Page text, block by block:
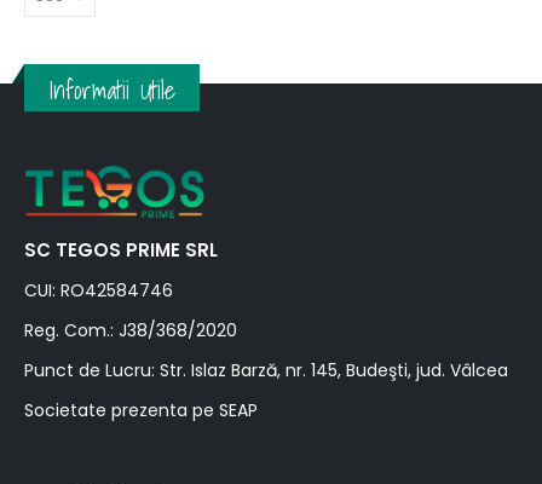
Informatii Utile
SC TEGOS PRIME SRL
CUI: RO42584746
Reg. Com.: J38/368/2020
Punct de Lucru: Str. Islaz Barză, nr. 145, Budeşti, jud. Vâlcea
Societate prezenta pe SEAP